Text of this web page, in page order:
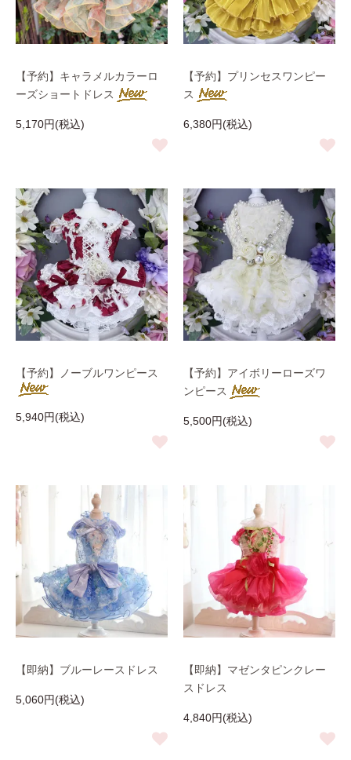
【予約】キャラメルカラーロ
ーズショートドレス
5,170円(税込)
【予約】プリンセスワンピー
ス
6,380円(税込)
【予約】ノーブルワンピース
5,940円(税込)
【予約】アイボリーローズワ
ンピース
5,500円(税込)
【即納】ブルーレースドレス
5,060円(税込)
【即納】マゼンタピンクレー
スドレス
4,840円(税込)